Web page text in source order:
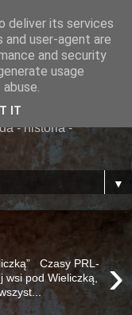
- książka - przygoda
- historia -
▼
›
Czasy PRL-
wsi pod Wieliczką,
deliver its services
and user-agent are
and security
usage
IT